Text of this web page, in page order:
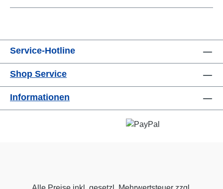
Service-Hotline
Shop Service
Informationen